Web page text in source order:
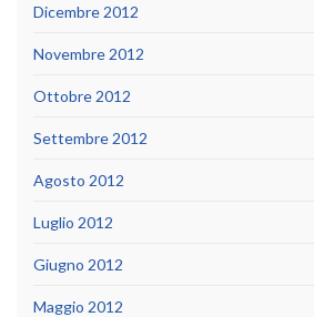
Dicembre 2012
Novembre 2012
Ottobre 2012
Settembre 2012
Agosto 2012
Luglio 2012
Giugno 2012
Maggio 2012